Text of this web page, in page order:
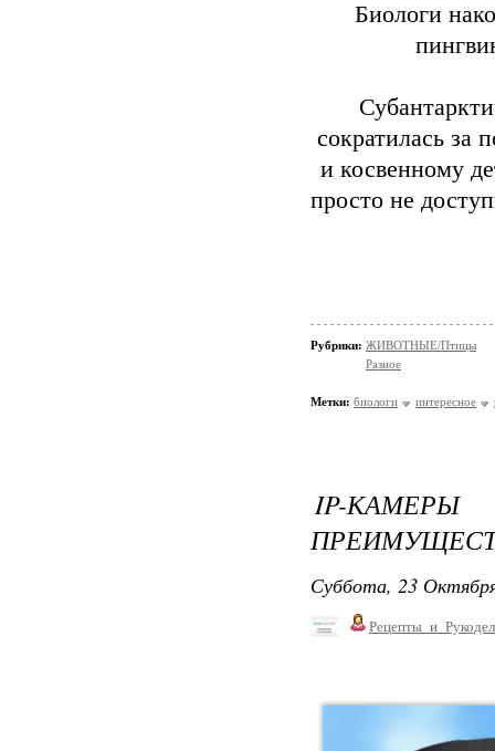
Биологи
сократилась за
и косвенному
просто не
Рубрики: ЖИВОТНЫЕ/Птицы
Разное
Метки: биологи интересное
IP-
Суббота, 23